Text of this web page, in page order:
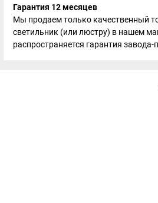
Гарантия 12 месяцев
Мы продаем только качественный
светильник (или люстру) в нашем
распространяется гарантия завода-